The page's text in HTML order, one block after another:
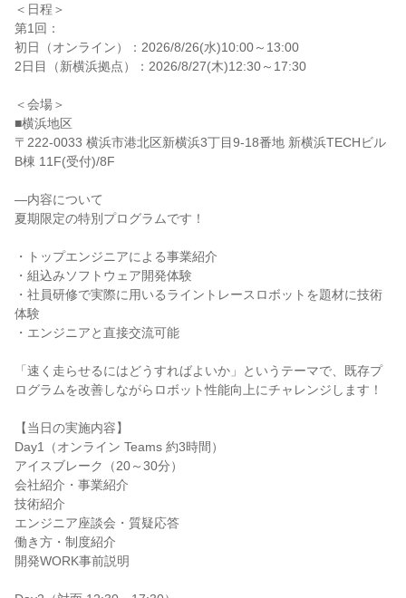
＜日程＞
第1回：
初日（オンライン）：2026/8/26(水)10:00～13:00
2日目（新横浜拠点）：2026/8/27(木)12:30～17:30
＜会場＞
■横浜地区
〒222-0033 横浜市港北区新横浜3丁目9-18番地 新横浜TECHビル
B棟 11F(受付)/8F
―内容について
夏期限定の特別プログラムです！
・トップエンジニアによる事業紹介
・組込みソフトウェア開発体験
・社員研修で実際に用いるライントレースロボットを題材に技術
体験
・エンジニアと直接交流可能
「速く走らせるにはどうすればよいか」というテーマで、既存プ
ログラムを改善しながらロボット性能向上にチャレンジします！
【当日の実施内容】
Day1（オンライン Teams 約3時間）
アイスブレーク（20～30分）
会社紹介・事業紹介
技術紹介
エンジニア座談会・質疑応答
働き方・制度紹介
開発WORK事前説明